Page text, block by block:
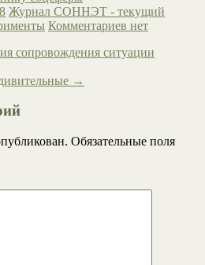
Журнал СОННЭТ - текущий
Комментариев нет
сопровождения ситуации
→
Обязательные поля